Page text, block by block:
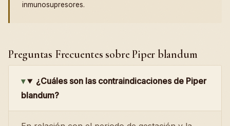
inmunosupresores.
Preguntas Frecuentes sobre Piper blandum
¿Cuáles son las contraindicaciones de Piper
blandum?